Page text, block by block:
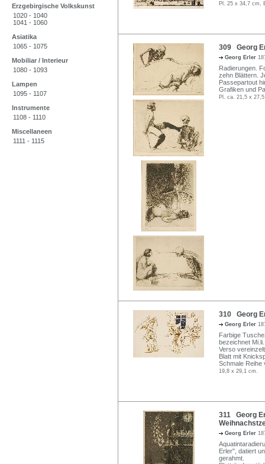
Erzgebirgische Volkskunst
1020 - 1040
1041 - 1060
Asiatika
1065 - 1075
Mobiliar / Interieur
1080 - 1093
Lampen
1095 - 1107
Instrumente
1108 - 1110
Miscellaneen
1111 - 1115
Pl. 25 x 34,7 cm,
309 Georg
Georg Erler
Radierungen.
zehn Blättern.
Passepartout
Grafiken und
Pl. ca. 21,5 x
310 Georg
Georg Erler
Farbige
bezeichnet Mi.li.
Verso
Blatt mit
Schmale Reihe
19,8 x 29,1 cm.
311 Georg
Georg Erler
Erler", datiert
gerahmt.